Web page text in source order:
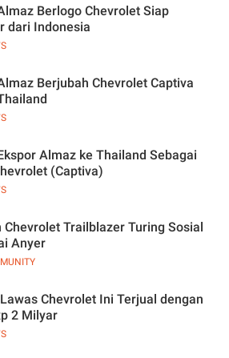
Berlogo Chevrolet Siap
dari Indonesia
Berjubah Chevrolet Captiva
Almaz ke Thailand Sebagai
(Captiva)
Chevrolet Trailblazer Turing Sosial
Anyer
Chevrolet Ini Terjual dengan
2 Milyar